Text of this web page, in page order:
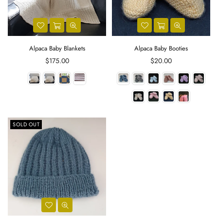
Alpaca Baby Blankets
$175.00
Alpaca Baby Booties
Regular
price
$20.00
SOLD OUT